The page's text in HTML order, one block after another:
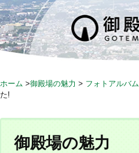
S
k
i
p
c
n
ホーム >御殿場の魅力 > フォトアルバム
た!
御殿場の魅力